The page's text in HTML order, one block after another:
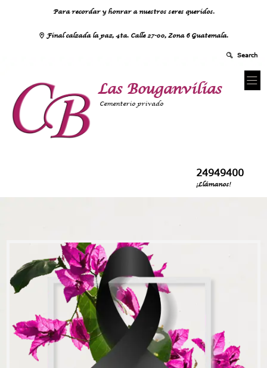
Para recordar y honrar a nuestros seres queridos.
Final calzada la paz, 4ta. Calle 27-00, Zona 6 Guatemala.
Las Bouganvilias
Cementerio privado
24949400
¡Llámanos!